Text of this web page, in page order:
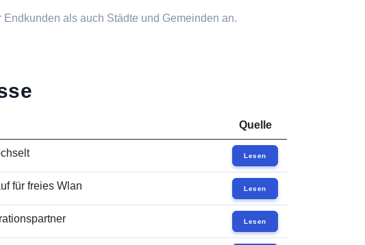
als auch Städte und Gemeinden an.
Quelle
Lesen
für freies Wlan Lesen
Lesen